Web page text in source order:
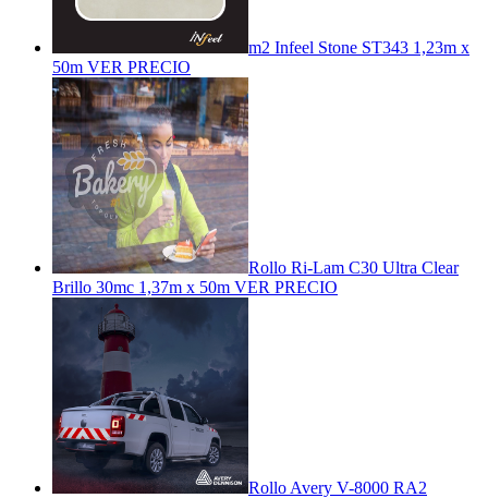
m2 Infeel Stone ST343 1,23m x
50m VER PRECIO
Rollo Ri-Lam C30 Ultra Clear
Brillo 30mc 1,37m x 50m VER PRECIO
Rollo Avery V-8000 RA2